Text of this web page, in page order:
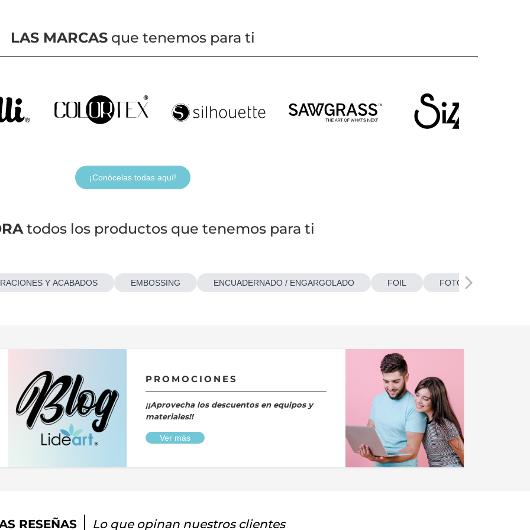
LAS MARCASque tenemos para ti
¡Conócelas todas aquí!
todos los productos que tenemos para ti
Y ACABADOS EMBOSSING ENCUADERNADO / ENGARGOLADO FOIL FOTOBOTONES
PROMOCIONES
¡¡Aprovecha los descuentos en equipos y
materiales!!
Ver más
RESEÑAS Lo que opinan nuestros clientes